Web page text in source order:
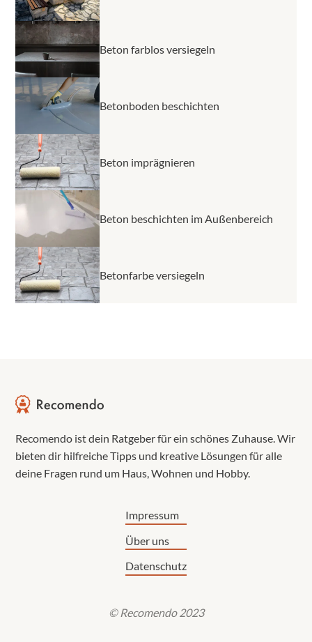
Beton farblos versiegeln
Betonboden beschichten
Beton imprägnieren
Beton beschichten im Außenbereich
Betonfarbe versiegeln
Recomendo ist dein Ratgeber für ein schönes Zuhause. Wir
bieten dir hilfreiche Tipps und kreative Lösungen für alle
deine Fragen rund um Haus, Wohnen und Hobby.
© Recomendo 2023
Impressum
Über uns
Datenschutz